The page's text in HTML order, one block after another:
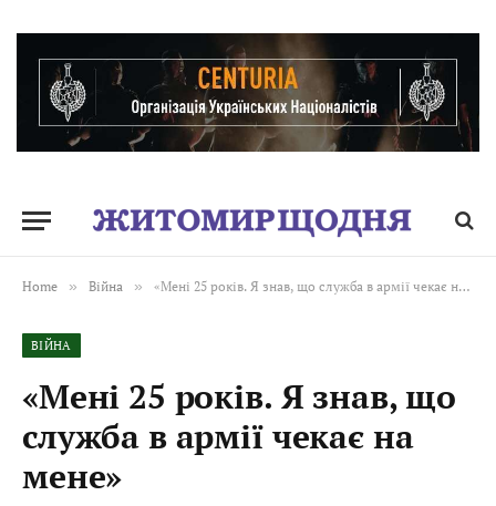
Home » Війна » «Мені 25 років. Я знав, що служба в армії чекає на мене»
ВІЙНА
«Мені 25 років. Я знав, що
служба в армії чекає на
мене»